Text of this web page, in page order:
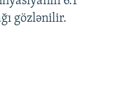
480p
gözlənilir.